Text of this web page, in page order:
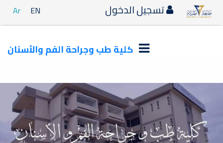
Ar EN تسجيل الدخول
كلية طب وجراحة الفم والأسنان